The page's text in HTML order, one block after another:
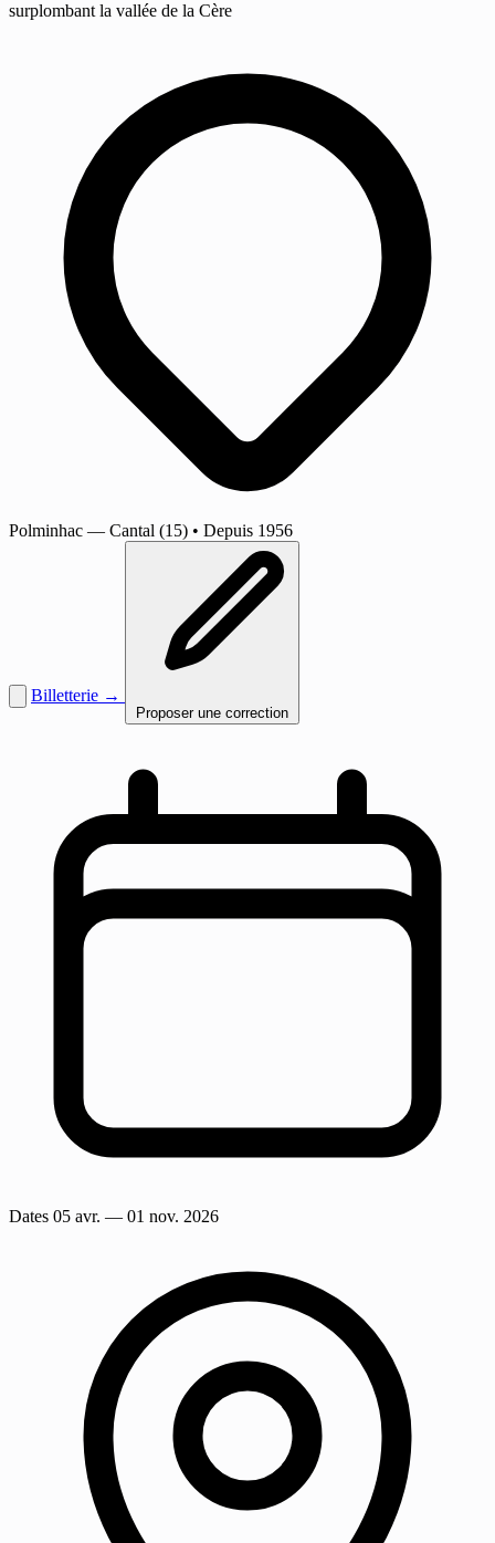
surplombant la vallée de la Cère
Polminhac — Cantal (15) • Depuis 1956
Billetterie →
Proposer une correction
Dates 05 avr. — 01 nov. 2026